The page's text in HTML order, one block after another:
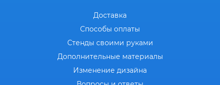
Доставка
Способы оплаты
Стенды своими руками
Дополнительные материалы
Изменение дизайна